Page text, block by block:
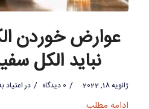
عوارض خوردن
نباید الکل
ژانویه 18, 2022 / 0 دیدگاه / دراعتیاد
ادامه مطلب